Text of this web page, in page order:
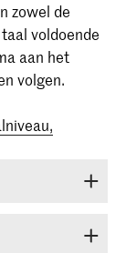
zowel de
voldoende
aan het
volgen.